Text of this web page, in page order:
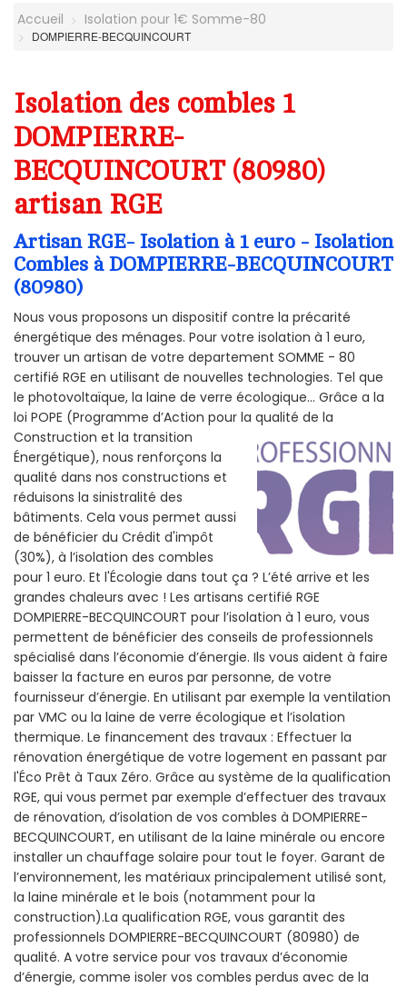
Accueil Isolation pour 1€ Somme-80
DOMPIERRE-BECQUINCOURT
Isolation des combles 1
DOMPIERRE-
BECQUINCOURT (80980)
artisan RGE
Artisan RGE- Isolation à 1 euro - Isolation
Combles à DOMPIERRE-BECQUINCOURT
(80980)
Nous vous proposons un dispositif contre la précarité
énergétique des ménages. Pour votre isolation à 1 euro,
trouver un artisan de votre departement SOMME - 80
certifié RGE en utilisant de nouvelles technologies. Tel que
le photovoltaïque, la laine de verre écologique... Grâce a la
loi POPE (Programme d’Action pour la qualité de la
Construction et la transition
Énergétique), nous renforçons la
qualité dans nos constructions et
réduisons la sinistralité des
bâtiments. Cela vous permet aussi
de bénéficier du Crédit d'impôt
(30%), à l’isolation des combles
pour 1 euro. Et l'Écologie dans tout ça ? L’été arrive et les
grandes chaleurs avec ! Les artisans certifié RGE
DOMPIERRE-BECQUINCOURT pour l’isolation à 1 euro, vous
permettent de bénéficier des conseils de professionnels
spécialisé dans l’économie d’énergie. Ils vous aident à faire
baisser la facture en euros par personne, de votre
fournisseur d’énergie. En utilisant par exemple la ventilation
par VMC ou la laine de verre écologique et l’isolation
thermique. Le financement des travaux : Effectuer la
rénovation énergétique de votre logement en passant par
l'Éco Prêt à Taux Zéro. Grâce au système de la qualification
RGE, qui vous permet par exemple d’effectuer des travaux
de rénovation, d’isolation de vos combles à DOMPIERRE-
BECQUINCOURT, en utilisant de la laine minérale ou encore
installer un chauffage solaire pour tout le foyer. Garant de
l’environnement, les matériaux principalement utilisé sont,
la laine minérale et le bois (notamment pour la
construction).La qualification RGE, vous garantit des
professionnels DOMPIERRE-BECQUINCOURT (80980) de
qualité. A votre service pour vos travaux d’économie
d’énergie, comme isoler vos combles perdus avec de la